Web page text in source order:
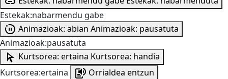
Estekak:nabarmendu gabe
Animazioak: abian Animazioak: pausatuta
Animazioak:pausatuta
Kurtsorea: ertaina Kurtsorea: handia
Kurtsorea:ertaina
Orrialdea entzun